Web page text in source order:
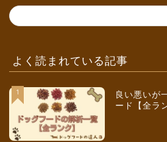
よく読まれている記事
1
良い悪いが
ード【全ラ